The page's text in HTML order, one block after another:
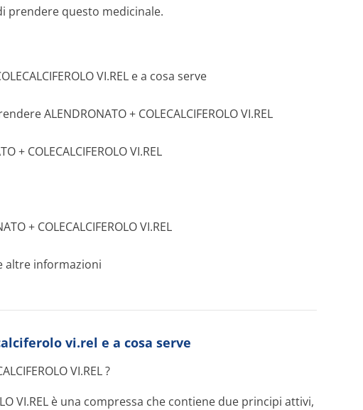
di prendere questo medicinale.
VI.REL e a cosa serve
ALENDRONATO + COLECALCIFERO­LO VI.REL
+ COLECALCIFEROLO VI.REL
+ COLECALCIFEROLO VI.REL
altre informazioni
vi.rel e a cosa serve
VI.REL ?
VI.REL è una compressa che contiene due principi attivi,